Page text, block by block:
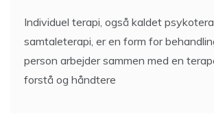
Individuel terapi, også kaldet
samtaleterapi, er en form for
person arbejder sammen med en
forstå og håndtere